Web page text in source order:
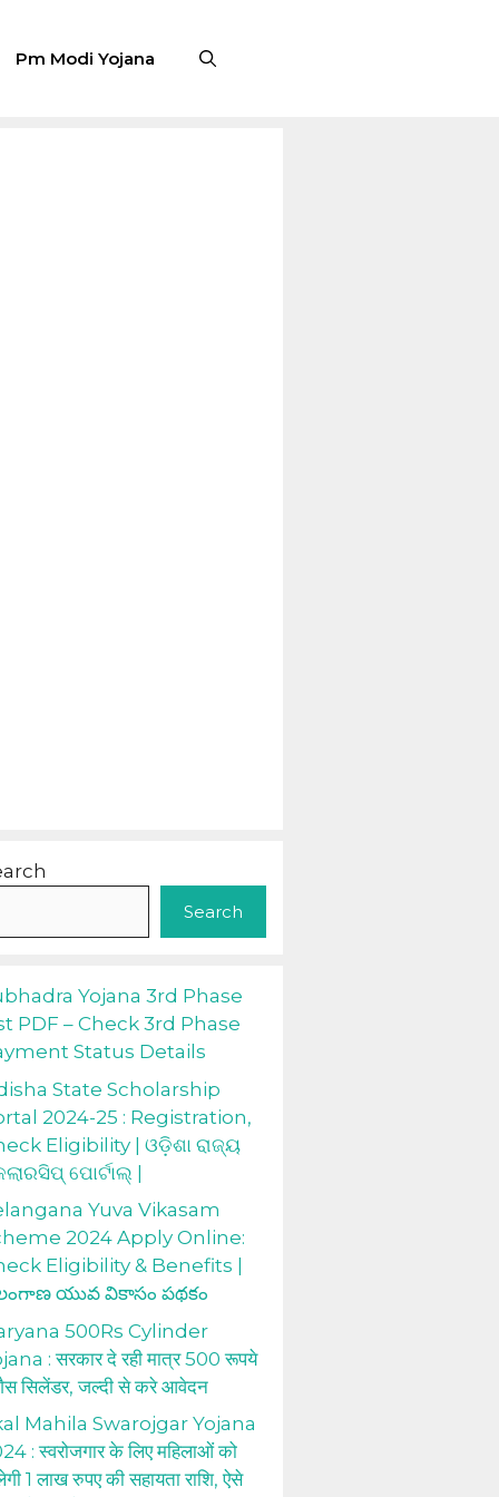
Pm Modi Yojana
Search
Yojana 3rd Phase
PDF – Check 3rd Phase
Status Details
State Scholarship
2024-25 : Registration,
Eligibility | ଓଡ଼ିଶା ରାଜ୍ୟ
ପୋର୍ଟାଲ୍ |
Yuva Vikasam
2024 Apply Online:
Eligibility & Benefits |
యువ వికాసం పథకం
500Rs Cylinder
: सरकार दे रही मात्र 500 रूपये
सिलेंडर, जल्दी से करे आवेदन
Mahila Swarojgar Yojana
: स्वरोजगार के लिए महिलाओं को
1 लाख रुपए की सहायता राशि, ऐसे